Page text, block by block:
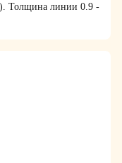
Толщина линии 0.9 -